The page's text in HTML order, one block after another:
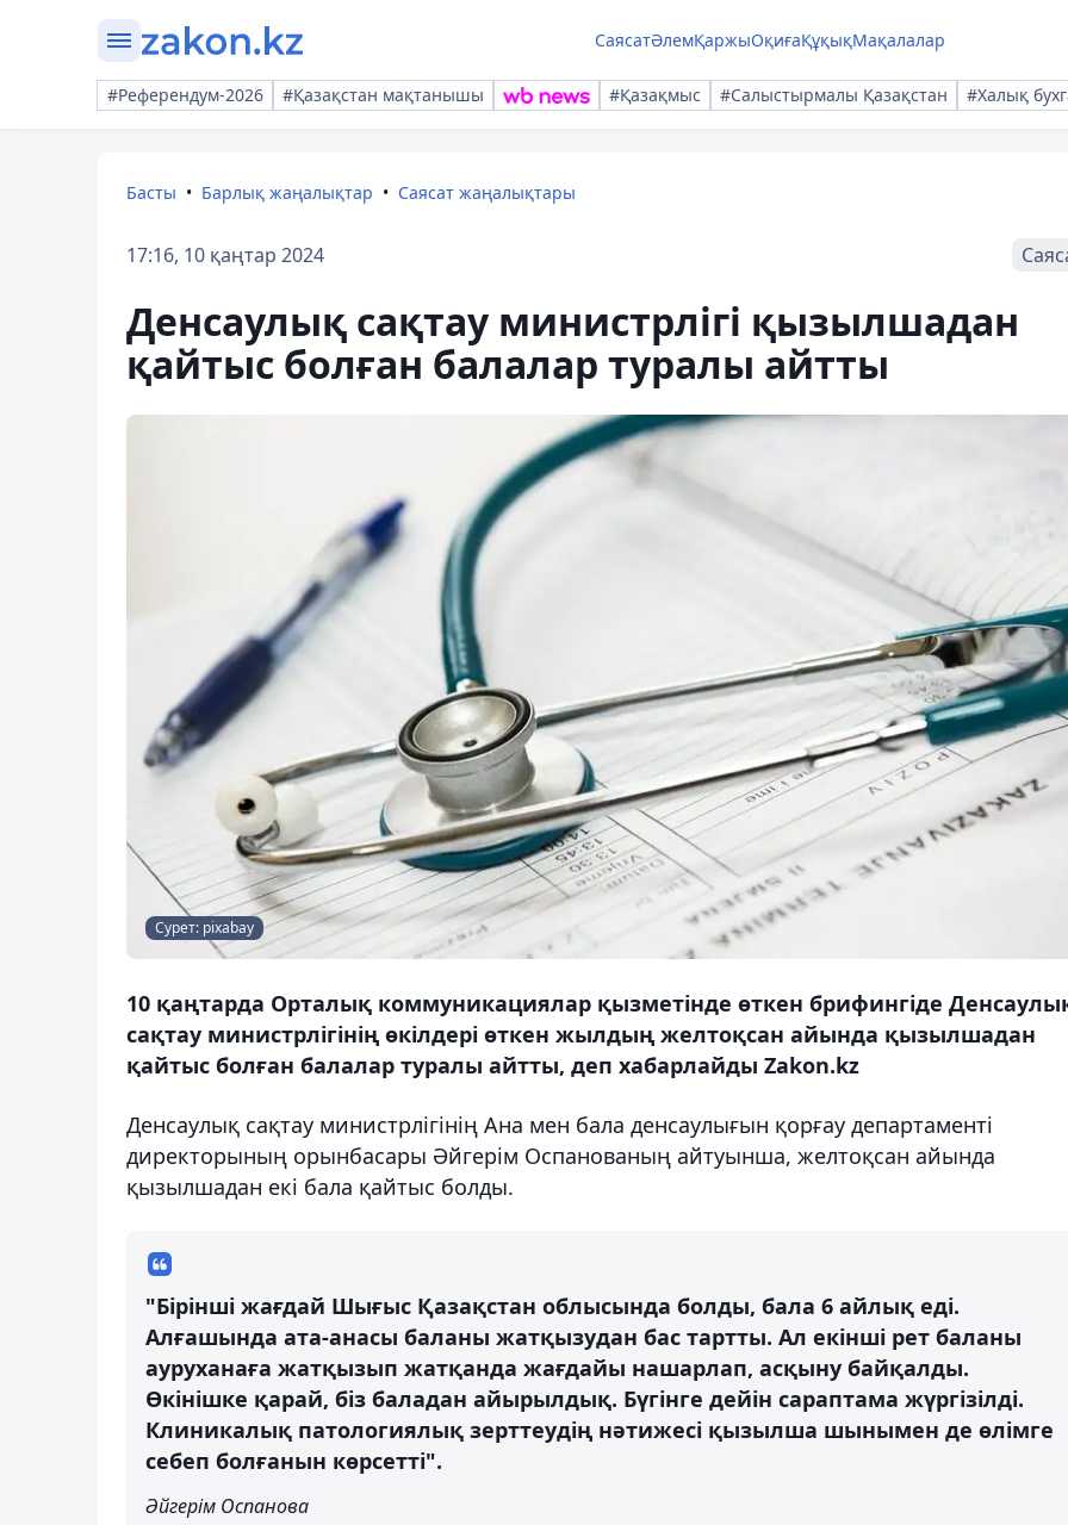
СаясатӘлемҚаржыОқиғаҚұқықМақалалар
#Референдум-2026 #Қазақстан мақтанышы #Қазақмыс #Салыстырмалы Қазақстан #Халық
Басты Барлық жаңалықтар Саясат жаңалықтары
17:16, 10 қаңтар 2024
Денсаулық сақтау министрлігі қызылшадан
қайтыс болған балалар туралы айтты
Сурет: pixabay
10 қаңтарда Орталық коммуникациялар қызметінде өткен брифингіде
сақтау министрлігінің өкілдері өткен жылдың желтоқсан айында қызылшадан
қайтыс болған балалар туралы айтты, деп хабарлайды Zakon.kz
Денсаулық сақтау министрлігінің Ана мен бала денсаулығын қорғау департаменті
директорының орынбасары Әйгерім Оспанованың айтуынша, желтоқсан айында
қызылшадан екі бала қайтыс болды.
"Бірінші жағдай Шығыс Қазақстан облысында болды, бала 6 айлық еді.
Алғашында ата-анасы баланы жатқызудан бас тартты. Ал екінші рет баланы
ауруханаға жатқызып жатқанда жағдайы нашарлап, асқыну байқалды.
Өкінішке қарай, біз баладан айырылдық. Бүгінге дейін сараптама жүргізілді.
Клиникалық патологиялық зерттеудің нәтижесі қызылша шынымен де өлімге
себеп болғанын көрсетті".
Әйгерім Оспанова